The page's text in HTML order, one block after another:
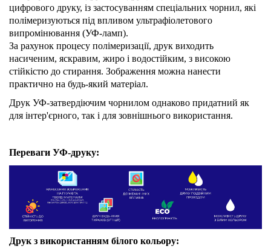
цифрового друку, із застосуванням спеціальних чорнил, які
полімеризуються під впливом ультрафіолетового
випромінювання (УФ-ламп).
За рахунок процесу полімеризації, друк виходить
насиченим, яскравим, жиро і водостійким, з високою
стійкістю до стирання. Зображення можна нанести
практично на будь-який матеріал.
Друк УФ-затвердіючим чорнилом однаково придатний як
для інтер'єрного, так і для зовнішнього використання.
Переваги УФ-друку:
Друк з використанням білого кольору: